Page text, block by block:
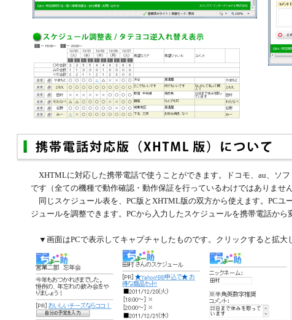
XHTMLに対応した携帯電話で使うことができます。ドコモ、au、ソ
です（全ての機種で動作確認・動作保証を行っているわけではありません
同じスケジュール表を、PC版とXHTML版の双方から使えます。PCユ
ジュールを調整できます。PCから入力したスケジュールを携帯電話から
▼画面はPCで表示してキャプチャしたものです。クリックすると拡大